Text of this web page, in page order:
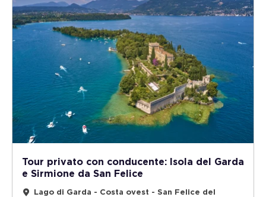
Tour privato con conducente: Isola del Garda
e Sirmione da San Felice
Lago di Garda - Costa ovest - San Felice del